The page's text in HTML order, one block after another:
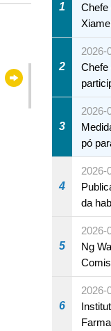
1
Chefe
2
2026-
Chefe
3
2026-
pó
4
2026-
da
A12
5
2026-
Ng
6
2026-